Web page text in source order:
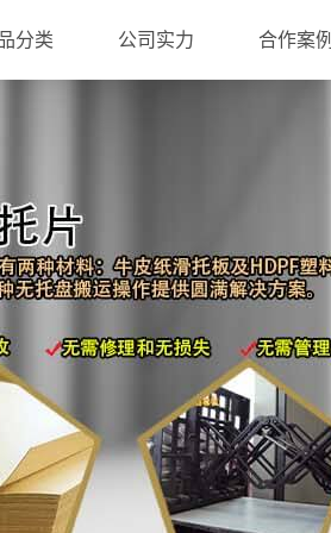
分类 公司实力 合作案例